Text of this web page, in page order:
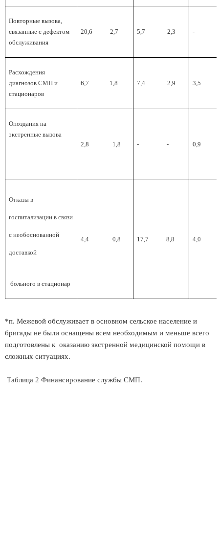
Повторные вызова,
связанные с дефектом
обслуживания
20,6 2,7 5,7 2,3 -
Расхождения
диагнозов СМП и
стационаров
6,7 1,8 7,4 2,9 3,5
Опоздания на
экстренные вызова
2,8
1,8 - - 0,9
Отказы в
госпитализации в связи
с необоснованной
доставкой
больного в стационар
4,4 0,8 17,7 8,8 4,0
*п. Межевой обслуживает в основном сельское население и
бригады не были оснащены всем необходимым и меньше всего
подготовлены к оказанию экстренной медицинской помощи в
сложных ситуациях.
Таблица 2 Финансирование службы СМП.